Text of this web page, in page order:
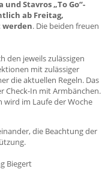
Stavros „To Go“-
ab Freitag,
werden. Die beiden freuen
den jeweils zulässigen
mit zulässiger
die aktuellen Regeln. Das
Check-In mit Armbänchen.
wird im Laufe der Woche
die Beachtung der
Biegert